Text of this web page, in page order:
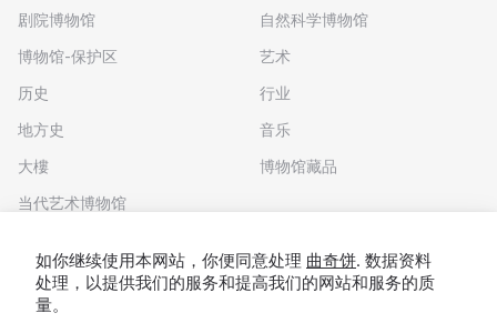
剧院博物馆
博物馆-保护区
历史
地方史
大樓
当代艺术博物馆
自然科学博物馆
艺术
行业
音乐
博物馆藏品
如你继续使用本网站，你便同意处理 曲奇饼. 数据资料
处理，以提供我们的服务和提高我们的网站和服务的质
量。